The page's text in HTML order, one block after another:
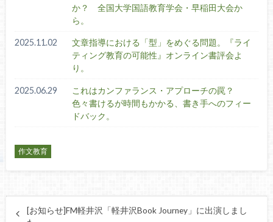
か？ 全国大学国語教育学会・早稲田大会か
ら。
2025.11.02
文章指導における「型」をめぐる問題。『ライ
ティング教育の可能性』オンライン書評会よ
り。
2025.06.29
これはカンファランス・アプローチの罠？
色々書けるが時間もかかる、書き手へのフィー
ドバック。
作文教育
[お知らせ]FM軽井沢「軽井沢Book Journey」に出演しまし